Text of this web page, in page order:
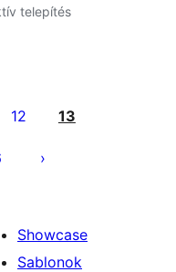
telepítés
12 13
Showcase
Sablonok